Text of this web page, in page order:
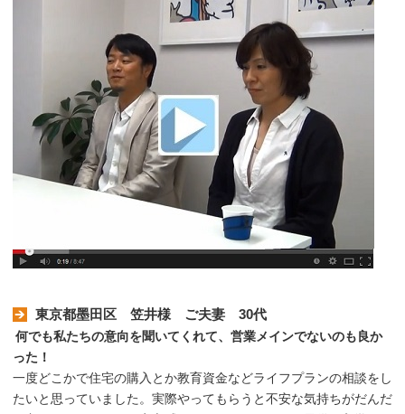
東京都墨田区 笠井様 ご夫妻 30代
何でも私たちの意向を聞いてくれて、営業メインでないのも良か
った！
一度どこかで住宅の購入とか教育資金などライフプランの相談をし
たいと思っていました。実際やってもらうと不安な気持ちがだんだ